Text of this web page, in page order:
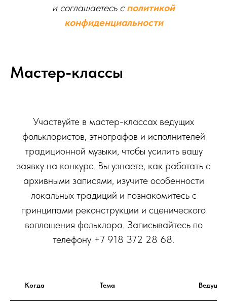
и соглашаетесь c политикой
конфиденциальности
Мастер-классы
Участвуйте в мастер-классах ведущих
фольклористов, этнографов и исполнителей
традиционной музыки, чтобы усилить вашу
заявку на конкурс. Вы узнаете, как работать с
архивными записями, изучите особенности
локальных традиций и познакомитесь с
принципами реконструкции и сценического
воплощения фольклора. Записывайтесь по
телефону +7 918 372 28 68.
Когда Тема Ведущие